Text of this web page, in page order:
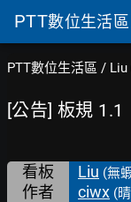
PTT數位生活區
PTT數位生活區 / Liu
[公告] 板規 1.1
看板 Liu (無
作者 ciwx (